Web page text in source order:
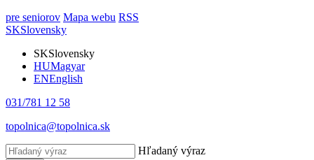
pre seniorov Mapa webu RSS
SKSlovensky
SKSlovensky
HUMagyar
ENEnglish
031/781 12 58
topolnica@topolnica.sk
Hľadaný výraz